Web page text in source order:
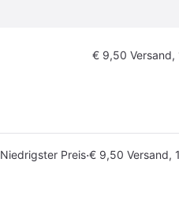
€ 9,50 Versand,
Niedrigster Preis·€ 9,50 Versand,